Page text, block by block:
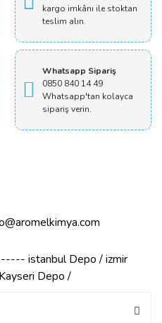
kargo imkânı ile stoktan
teslim alın.
Whatsapp Sipariş
0850 840 14 49
Whatsapp'tan kolayca
sipariş verin.
istanbul Depo / izmir
Depo /